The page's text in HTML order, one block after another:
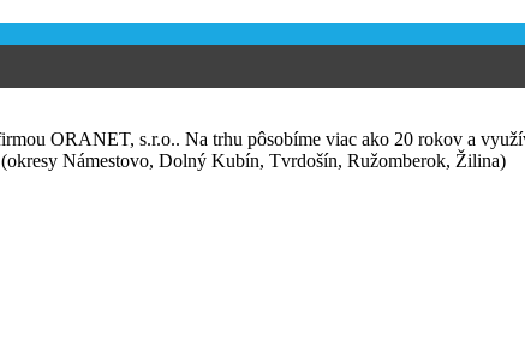
ORANET, s.r.o.. Na trhu pôsobíme viac ako 20 rokov a
Námestovo, Dolný Kubín, Tvrdošín, Ružomberok, Žilina)